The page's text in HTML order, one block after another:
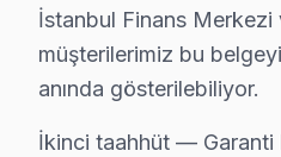
Sanyo, televizyon
Panel/Ekran
Anakart Tamiri:
Güç Kartı, LED
İstanbul Finans Merkezi
müşterilerimiz bu
anında gösterilebiliyor.
İkinci taahhüt — Garanti